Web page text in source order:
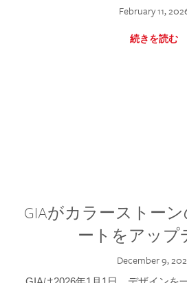
February 11,
続きを読む
GIAがカラーストー
ートをアップ
December 9,